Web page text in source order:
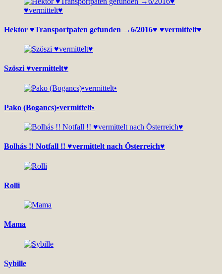
Hektor ♥Transportpaten gefunden →6/2016♥ ♥vermittelt♥
Szöszi ♥vermittelt♥
Pako (Bogancs)•vermittelt•
Bolhás !! Notfall !! ♥vermittelt nach Österreich♥
Rolli
Mama
Sybille